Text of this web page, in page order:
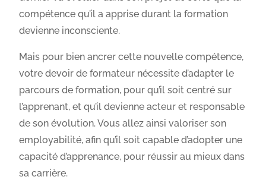
compétence qu’il a apprise durant la formation
devienne inconsciente.
Mais pour bien ancrer cette nouvelle compétence,
votre devoir de formateur nécessite d’adapter le
parcours de formation, pour qu’il soit centré sur
l’apprenant, et qu’il devienne acteur et responsable
de son évolution. Vous allez ainsi valoriser son
employabilité, afin qu’il soit capable d’adopter une
capacité d’apprenance, pour réussir au mieux dans
sa carrière.